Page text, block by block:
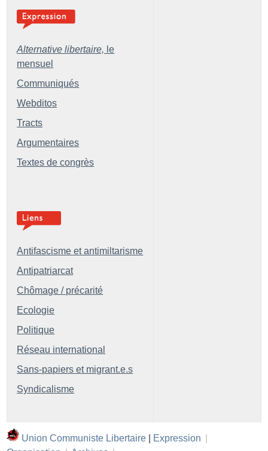
Alternative libertaire, le
mensuel
Communiqués
Webditos
Tracts
Argumentaires
Textes de congrès
Antifascisme et antimiltarisme
Antipatriarcat
Chômage / précarité
Ecologie
Politique
Réseau international
Sans-papiers et migrant.e.s
Syndicalisme
Union Communiste Libertaire Expression